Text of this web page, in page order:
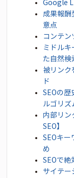
Google
成果報酬
意点
コンテン
ミドル
た自然検
被リンク
ド
SEOの
ルゴリズ
内部リン
SEO】
SEOキー
め
SEOで絶
サイテー